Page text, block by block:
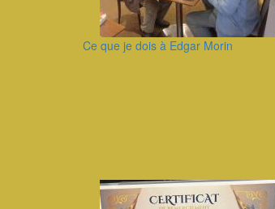
Ce que je dois à Edgar Morin